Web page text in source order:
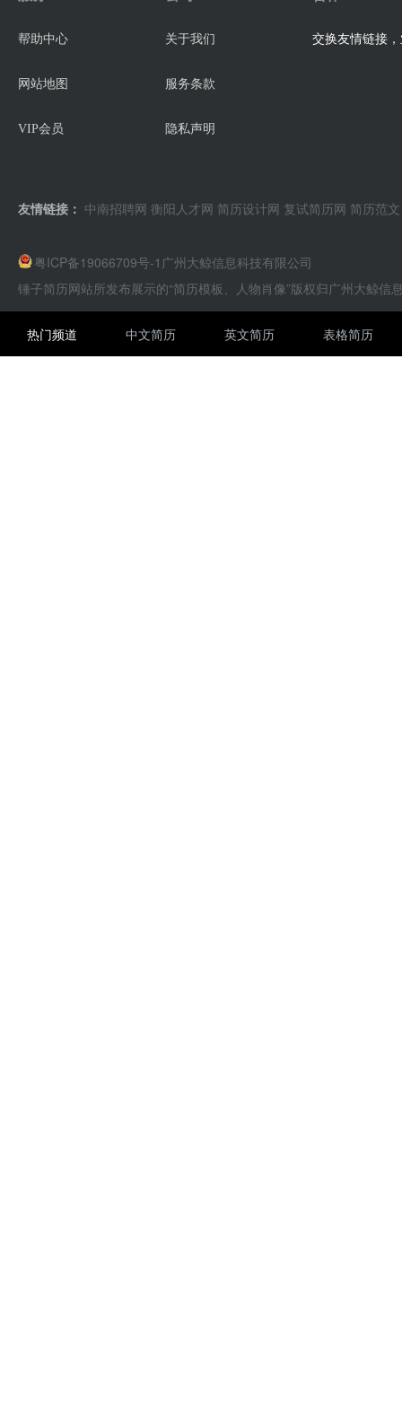
帮助中心
网站地图
VIP会员
关于我们
服务条款
隐私声明
交换友情链接
友情链接： 中南招聘网 衡阳人才网 简历设计网 复试简历网 简历范文
粤ICP备19066709号-1 广州大鲸信息科技有限公司
锤子简历网站所发布展示的“简历模板、人物肖像”版权归广州大鲸
热门频道 中文简历 英文简历 表格简历